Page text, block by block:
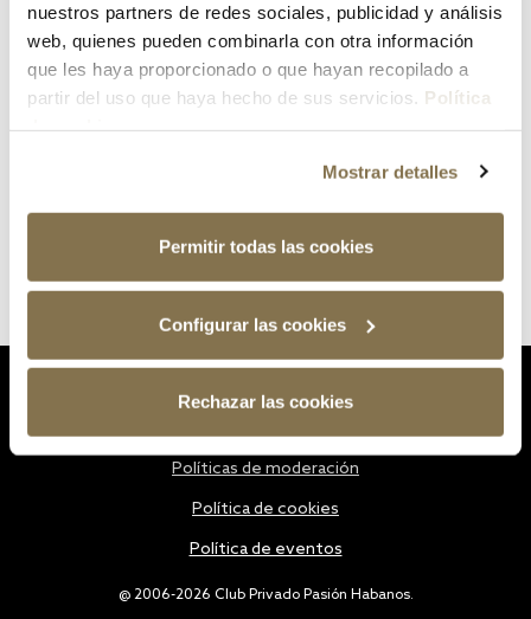
nuestros partners de redes sociales, publicidad y análisis
web, quienes pueden combinarla con otra información
que les haya proporcionado o que hayan recopilado a
partir del uso que haya hecho de sus servicios. Política
Mostrar detalles
Permitir todas las cookies
Configurar las cookies
Rechazar las cookies
¿Has olvidado tu contraseña?
@ 2006-2026 Club Privado Pasión Habanos.
Políticas de moderación
Política de cookies
Política de eventos